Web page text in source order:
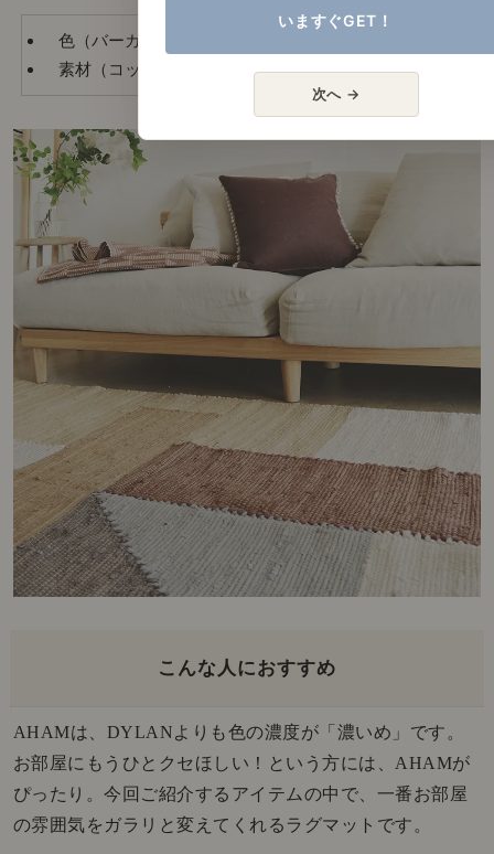
色（バーガンディ）...クッション、ブランケット
素材（コットン）...ブランケット
こんな人におすすめ
AHAMは、DYLANよりも色の濃度が「濃いめ」です。
お部屋にもうひとクセほしい！という方には、AHAMが
ぴったり。今回ご紹介するアイテムの中で、一番お部屋
の雰囲気をガラリと変えてくれるラグマットです。
いますぐGET！
次へ →